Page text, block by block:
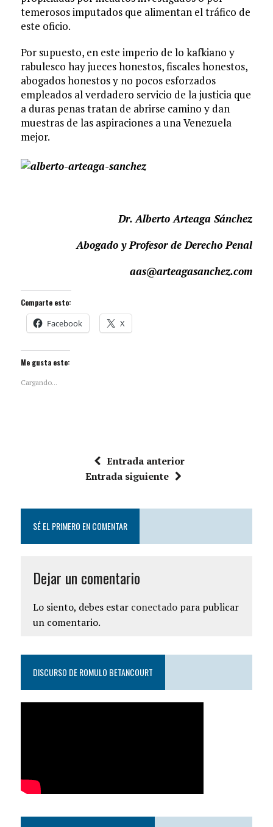
temerosos imputados que alimentan el tráfico de
este oficio.
Por supuesto, en este imperio de lo kafkiano y
rabulesco hay jueces honestos, fiscales honestos,
abogados honestos y no pocos esforzados
empleados al verdadero servicio de la justicia que
a duras penas tratan de abrirse camino y dan
muestras de las aspiraciones a una Venezuela
mejor.
Dr. Alberto Arteaga Sánchez
Abogado y Profesor de Derecho Penal
aas@arteagasanchez.com
Comparte esto:
Facebook X
Me gusta esto:
Cargando...
Entrada anterior
Entrada siguiente
SÉ EL PRIMERO EN COMENTAR
Dejar un comentario
Lo siento, debes estar conectadopara publicar
un comentario.
DISCURSO DE ROMULO BETANCOURT